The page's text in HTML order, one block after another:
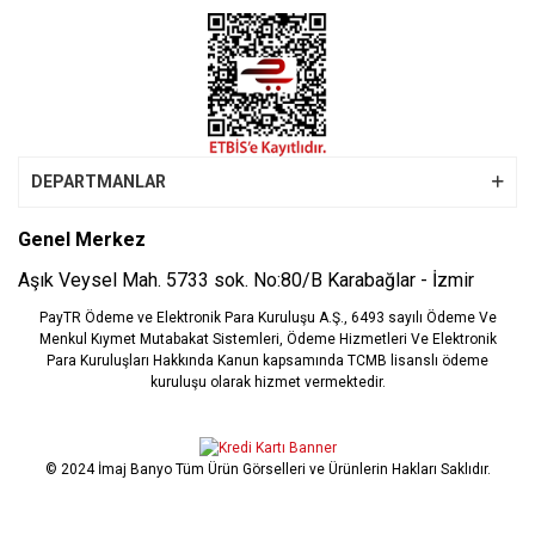
DEPARTMANLAR
Genel Merkez
Aşık Veysel Mah. 5733 sok. No:80/B Karabağlar - İzmir
PayTR Ödeme ve Elektronik Para Kuruluşu A.Ş., 6493 sayılı Ödeme Ve
Menkul Kıymet Mutabakat Sistemleri, Ödeme Hizmetleri Ve Elektronik
Para Kuruluşları Hakkında Kanun kapsamında TCMB lisanslı ödeme
kuruluşu olarak hizmet vermektedir.
© 2024 İmaj Banyo Tüm Ürün Görselleri ve Ürünlerin Hakları Saklıdır.